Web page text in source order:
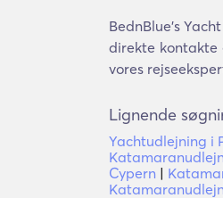
BednBlue's
direkte kontakte
vores
Lignende
Yachtudlejning i
Cypern |